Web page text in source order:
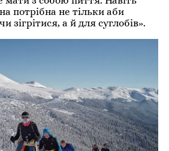
потрібна не тільки аби
зігрітися, а й для суглобів».